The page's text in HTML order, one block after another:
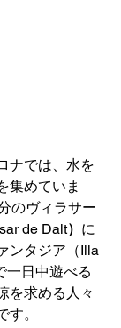
ナでは、水を
集めていま
のヴィラサー
de Dalt） に
ンタジア（Illa
一日中遊べる
を求める人々
。